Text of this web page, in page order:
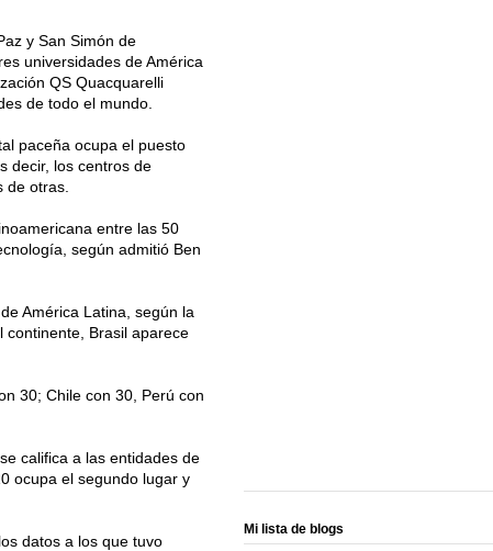
y San Simón de
universidades de América
QS Quacquarelli
de todo el mundo.
paceña ocupa el puesto
decir, los centros de
de otras.
entre las 50
según admitió Ben
América Latina, según la
continente, Brasil aparece
30; Chile con 30, Perú con
califica a las entidades de
ocupa el segundo lugar y
datos a los que tuvo
Mi lista de blogs